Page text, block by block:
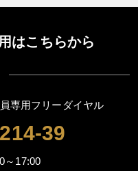
はこちらから
専用フリーダイヤル
39
～17:00